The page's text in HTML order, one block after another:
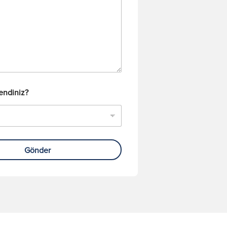
Gönder